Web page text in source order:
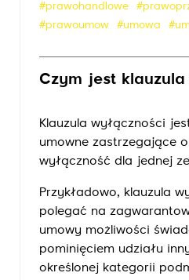
#prawohandlowe
#prawoumow
#umowa
Czym jest klauzula
Klauzula wyłączności
umowne zastrzegające
wyłączność dla jednej
Przykładowo, klauzula
polegać na
umowy możliwości
pominięciem udziału
określonej kategorii